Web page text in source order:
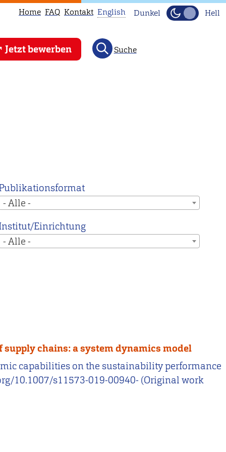
Home FAQ Kontakt
This
page
main
page
English Dunkel Hell
Jetzt bewerben Suche
- Alle -
Einrichtung
- Alle -
chains: a system dynamics model
capabilities on the sustainability performance
10.1007/s11573-019-00940- (Original work